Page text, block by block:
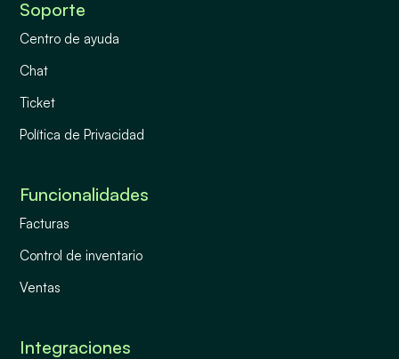
Soporte
Centro de ayuda
Chat
Ticket
Política de Privacidad
Funcionalidades
Facturas
Control de inventario
Ventas
Integraciones